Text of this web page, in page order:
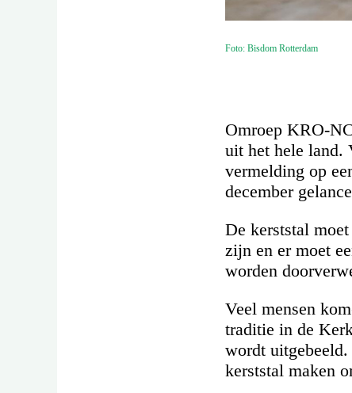
Foto: Bisdom Rotterdam
Omroep KRO-
uit het hele land.
vermelding op
december
De kerststal
zijn en er moet
worden
Veel mensen
traditie in de
wordt
kerststal maken